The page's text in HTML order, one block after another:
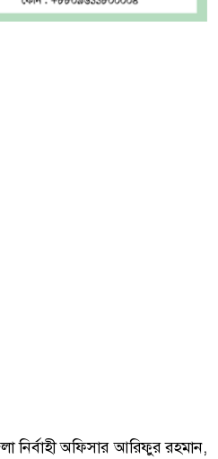
নির্বাহী অফিসার আরিফুর রহমান,